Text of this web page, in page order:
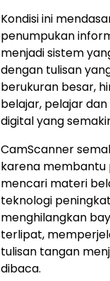
Kondisi ini
penumpukan
menjadi sistem
dengan tulisan
berukuran besar,
belajar, pelajar
digital yang
CamScanner
karena membantu
mencari materi
teknologi
menghilangkan
terlipat,
tulisan tangan
dibaca.